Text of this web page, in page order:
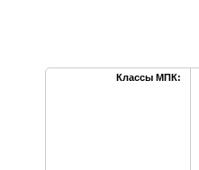
Классы МПК: